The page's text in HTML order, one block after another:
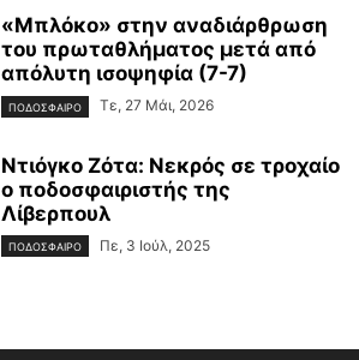
«Μπλόκο» στην αναδιάρθρωση
του πρωταθλήματος μετά από
απόλυτη ισοψηφία (7-7)
ΠΟΔΟΣΦΑΙΡΟ Τε, 27 Μάι, 2026
Ντιόγκο Ζότα: Νεκρός σε τροχαίο
ο ποδοσφαιριστής της
Λίβερπουλ
ΠΟΔΟΣΦΑΙΡΟ Πε, 3 Ιούλ, 2025